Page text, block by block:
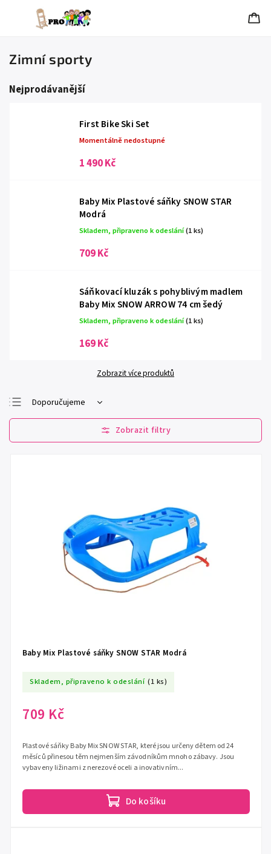
Zimní sporty
Nejprodávanější
First Bike Ski Set
Momentálně nedostupné
1 490 Kč
Baby Mix Plastové sáňky SNOW STAR
Modrá
Skladem, připraveno k odeslání(1 ks)
709 Kč
Sáňkovací kluzák s pohyblivým madlem
Baby Mix SNOW ARROW 74 cm šedý
Skladem, připraveno k odeslání(1 ks)
169 Kč
Zobrazit více produktů
Doporučujeme
Nejlevnější
Nejdražší
Baby Mix Plastové sáňky SNOW STAR Modrá
Skladem, připraveno k odeslání (1 ks)
709 Kč
Do košíku
Plastové sáňky Baby Mix SNOW STAR, které jsou určeny dětem od 24
měsíců přinesou těm nejmenším závodníkům mnoho zábavy. Jsou
vybaveny ližinami z nerezové oceli a inovativním...